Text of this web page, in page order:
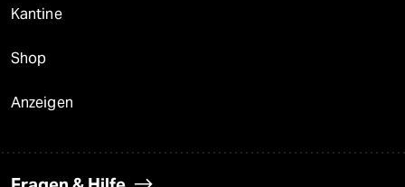
Kantine
Shop
Anzeigen